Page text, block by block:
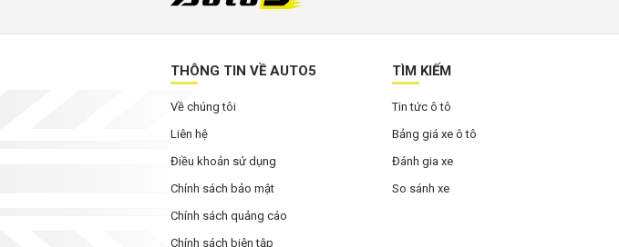
THÔNG TIN VỀ AUTO5
Về chúng tôi
Liên hệ
Điều khoản sử dụng
Chính sách bảo mật
Chính sách quảng cáo
Chính sách biên tập
TÌM KIẾM
Tin tức ô tô
Bảng giá xe ô tô
Đánh gia xe
So sánh xe